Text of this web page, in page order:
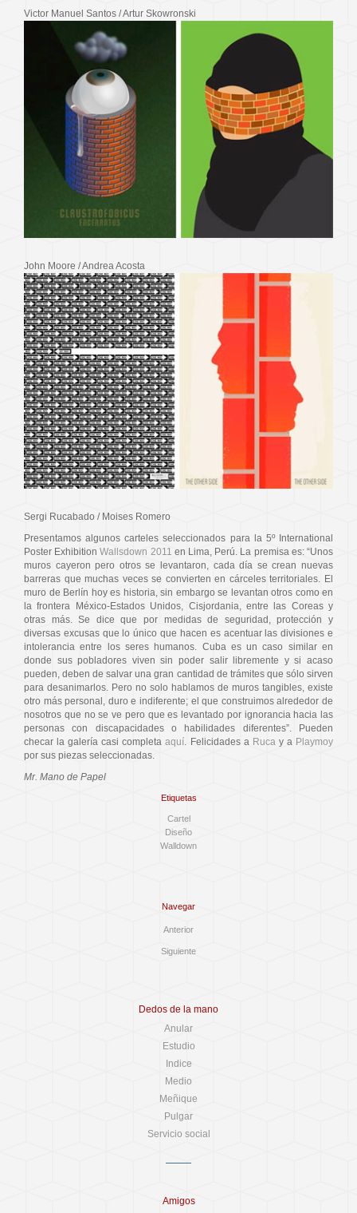
Victor Manuel Santos / Artur Skowronski
John Moore / Andrea Acosta
Sergi Rucabado / Moises Romero
Presentamos algunos carteles seleccionados para la 5º International
Poster ExhibitionWallsdown 2011 en Lima, Perú. La premisa es: “Unos
muros cayeron pero otros se levantaron, cada día se crean nuevas
barreras que muchas veces se convierten en cárceles territoriales. El
muro de Berlín hoy es historia, sin embargo se levantan otros como en
la frontera México-Estados Unidos, Cisjordania, entre las Coreas y
otras más. Se dice que por medidas de seguridad, protección y
diversas excusas que lo único que hacen es acentuar las divisiones e
intolerancia entre los seres humanos. Cuba es un caso similar en
donde sus pobladores viven sin poder salir libremente y si acaso
pueden, deben de salvar una gran cantidad de trámites que sólo sirven
para desanimarlos. Pero no solo hablamos de muros tangibles, existe
otro más personal, duro e indiferente; el que construimos alrededor de
nosotros que no se ve pero que es levantado por ignorancia hacia las
personas con discapacidades o habilidades diferentes”. Pueden
checar la galería casi completaaquí . Felicidades a Ruca y a Playmoy
por sus piezas seleccionadas.
Mr. Mano de Papel
Etiquetas
Cartel
Diseño
Walldown
Navegar
Anterior
Siguiente
Dedos de la mano
Anular
Estudio
Indice
Medio
Meñique
Pulgar
Servicio social
Amigos